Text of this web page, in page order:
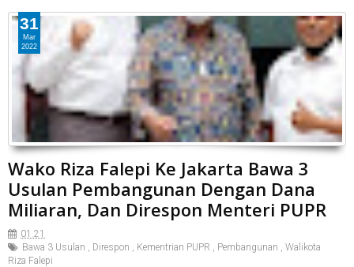
Wako Riza Falepi Ke Jakarta Bawa 3
Usulan Pembangunan Dengan Dana
Miliaran, Dan Direspon Menteri PUPR
01.21
Bawa 3 Usulan , Direspon , Kementrian PUPR , Pembangunan , Walikota
Riza Falepi
31
Mar
2022